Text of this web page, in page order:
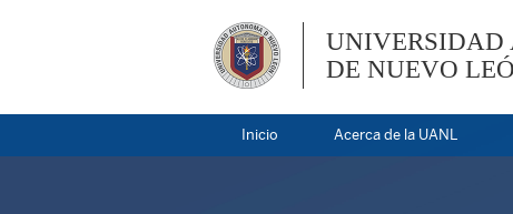
UNIVERSIDAD
DE NUEVO
Inicio Acerca de la UANL